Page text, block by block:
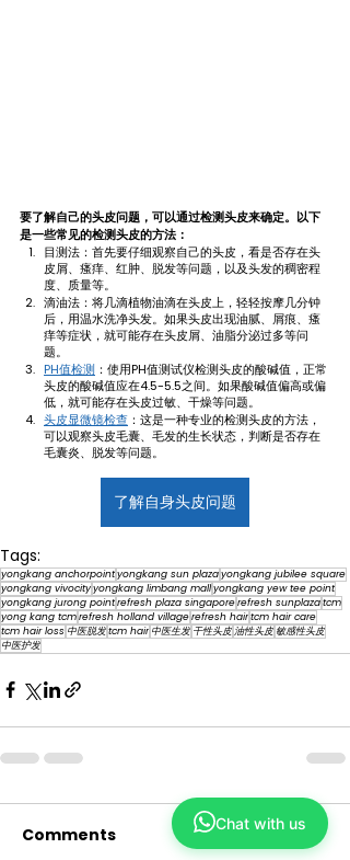
要了解自己的头皮问题，可以通过检测头皮来确定。以下
是一些常见的检测头皮的方法：
目测法：首先要仔细观察自己的头皮，看是否存在头
皮屑、瘙痒、红肿、脱发等问题，以及头发的稠密程
度、质量等。
滴油法：将几滴植物油滴在头皮上，轻轻按摩几分钟
后，用温水洗净头发。如果头皮出现油腻、屑痕、瘙
痒等症状，就可能存在头皮屑、油脂分泌过多等问
题。
PH值检测 ：使用PH值测试仪检测头皮的酸碱值，正常
头皮的酸碱值应在4.5-5.5之间。如果酸碱值偏高或偏
低，就可能存在头皮过敏、干燥等问题。
头皮显微镜检查 ：这是一种专业的检测头皮的方法，
可以观察头皮毛囊、毛发的生长状态，判断是否存在
毛囊炎、脱发等问题。
了解自身头皮问题
Tags:
yongkang anchorpointyongkang sun plazayongkang jubilee square
yongkang vivocityyongkang limbang mallyongkang yew tee point
yongkang jurong pointrefresh plaza singaporerefresh sunplazatcm
yong kang tcmrefresh holland villagerefresh hairtcm hair care
tcm hair loss 中医脱发tcm hair 中医生发 干性头皮 油性头皮 敏感性头皮
中医护发
Comments
Chat with us